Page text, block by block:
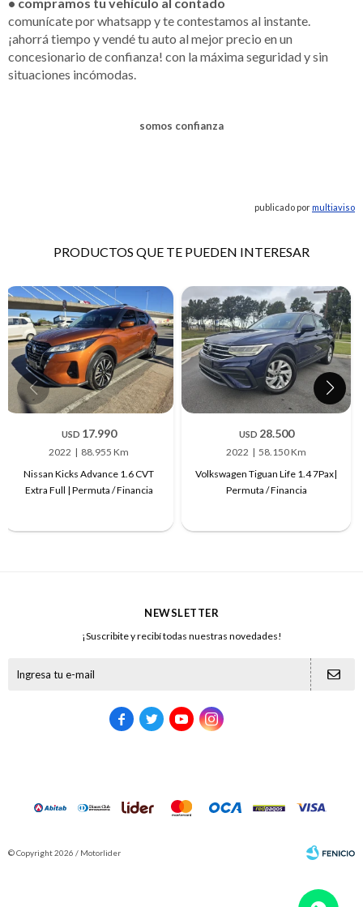
comunícate por whatsapp y te contestamos al instante.
¡ahorrá tiempo y vendé tu auto al mejor precio en un
concesionario de confianza! con la máxima seguridad y sin
situaciones incómodas.
somos confianza
publicado pormultiaviso
PRODUCTOS QUE TE PUEDEN INTERESAR
USD 17.990
2022
88.955 Km
Nissan Kicks Advance 1.6 CVT
Extra Full | Permuta / Financia
USD 28.500
2022
58.150 Km
Volkswagen Tiguan Life 1.4 7Pax|
Permuta / Financia
NEWSLETTER
¡Suscribite y recibí todas nuestras novedades!
   
© Copyright 2026 / Motorlider